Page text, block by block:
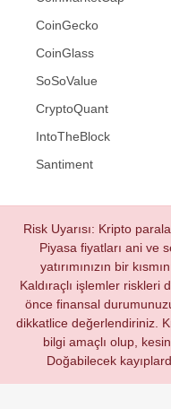
CoinGecko
CoinGlass
SoSoValue
CryptoQuant
IntoTheBlock
Santiment
Risk Uyarısı: Kripto
Piyasa fiyatları ani ve
yatırımınızın bir
Kaldıraçlı işlemler riskleri
önce finansal
dikkatlice değerlendiriniz.
bilgi amaçlı olup,
Doğabilecek